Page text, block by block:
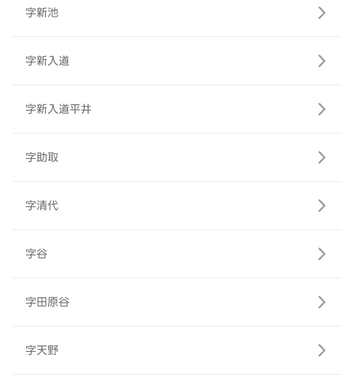
字新池
字新入道
字新入道平井
字助取
字清代
字谷
字田原谷
字天野